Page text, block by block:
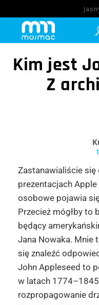
Kim jest
Z
Zastanawialiście
prezentacjach
osobowe pojawia
Przecież mógłby to
będący
Jana Nowaka. Mnie
się znaleźć
John Appleseed to
w latach
rozpropagowanie